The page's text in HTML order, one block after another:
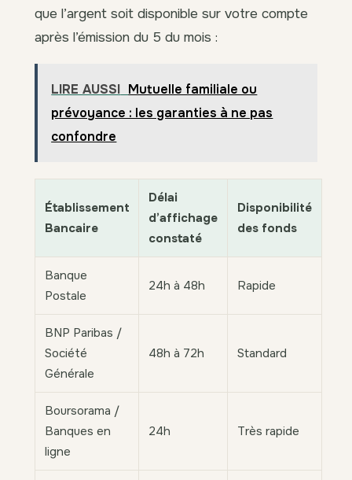
que l’argent soit disponible sur votre compte
après l’émission du 5 du mois :
LIRE AUSSI Mutuelle familiale ou
prévoyance : les garanties à ne pas
confondre
Établissement
Bancaire
Délai
d’affichage
constaté
Disponibilité
des fonds
Banque
Postale
24h à 48h Rapide
BNP Paribas /
Société
Générale
48h à 72h Standard
Boursorama /
Banques en
ligne
24h Très rapide